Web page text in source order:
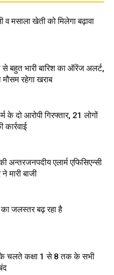
व मसाला खेती को मिलेगा बढ़ावा
से बहुत भारी बारिश का ऑरेंज अलर्ट,
रहेगा खराब
के दो आरोपी गिरफ्तार, 21 लोगों
अन्तरजनपदीय एलार्म एफिसिएन्सी
मारी बाजी
का जलस्तर बढ़ रहा है
के चलते कक्षा 1 से 8 तक के सभी